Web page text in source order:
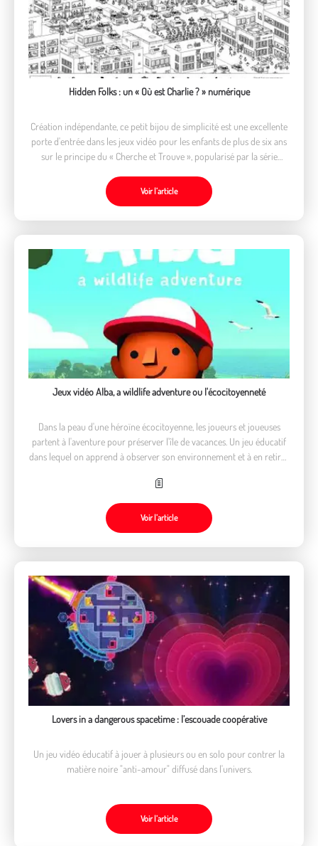
Hidden Folks : un « Où est Charlie ? » numérique
Création indépendante, ce petit bijou de simplicité est une excellente
porte d'entrée dans les jeux vidéo pour les enfants de plus de six ans
sur le principe du « Cherche et Trouve », popularisé par la série
Voir l’article
Jeux vidéo Alba, a wildlife adventure ou l'écocitoyenneté
Dans la peau d'une héroïne écocitoyenne, les joueurs et joueuses
partent à l'aventure pour préserver l'île de vacances. Un jeu éducatif
dans lequel on apprend à observer son environnement et à en retirer
Voir l’article
Lovers in a dangerous spacetime : l’escouade coopérative
Un jeu vidéo éducatif à jouer à plusieurs ou en solo pour contrer la
matière noire "anti-amour" diffusé dans l'univers.
Voir l’article